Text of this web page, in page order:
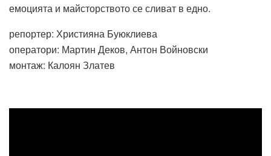
емоцията и майсторството се сливат в едно.
репортер: Християна Буюклиева
оператори: Мартин Деков, Антон Войновски
монтаж: Калоян Златев